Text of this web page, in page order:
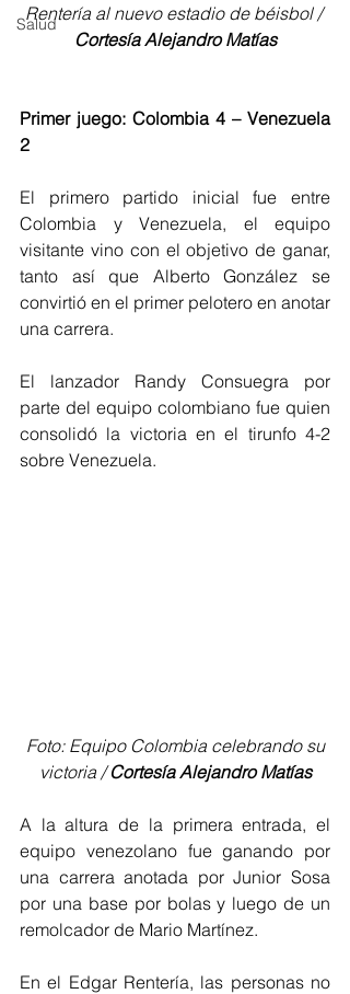
Salud
Rentería al nuevo estadio de béisbol /
Cortesía Alejandro Matías
Primer juego: Colombia 4 – Venezuela
2
El primero partido inicial fue entre
Colombia y Venezuela, el equipo
visitante vino con el objetivo de ganar,
tanto así que Alberto González se
convirtió en el primer pelotero en anotar
una carrera.
El lanzador Randy Consuegra por
parte del equipo colombiano fue quien
consolidó la victoria en el tirunfo 4-2
sobre Venezuela.
victoria / Cortesía Alejandro Matías
A la altura de la primera entrada, el
equipo venezolano fue ganando por
una carrera anotada por Junior Sosa
por una base por bolas y luego de un
remolcador de Mario Martínez.
En el Edgar Rentería, las personas no